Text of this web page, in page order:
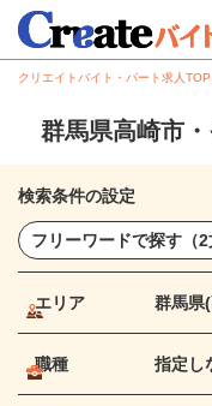
クリエイトバイト・パート求人TOP
群馬県高崎市
検索条件の設定
エリア 群馬県
職種 指定し